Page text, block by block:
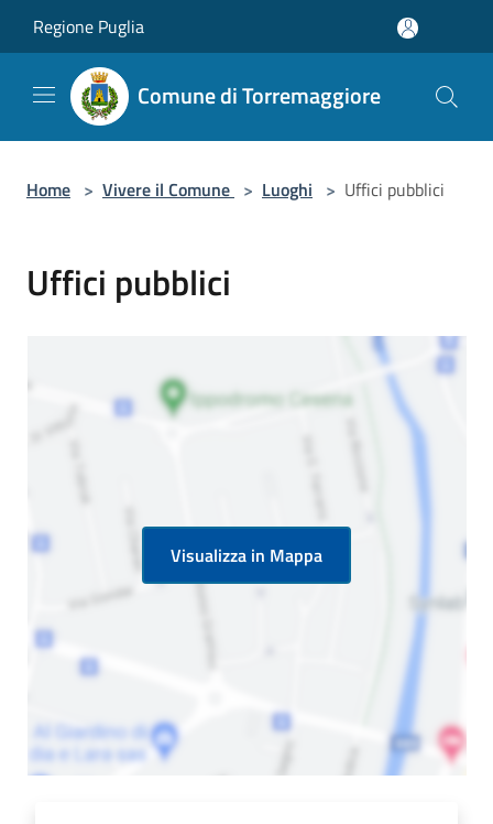
Regione Puglia
Comune di Torremaggiore
Home > Vivere il Comune > Luoghi > Uffici pubblici
Uffici pubblici
Visualizza in Mappa
Premi Invio per